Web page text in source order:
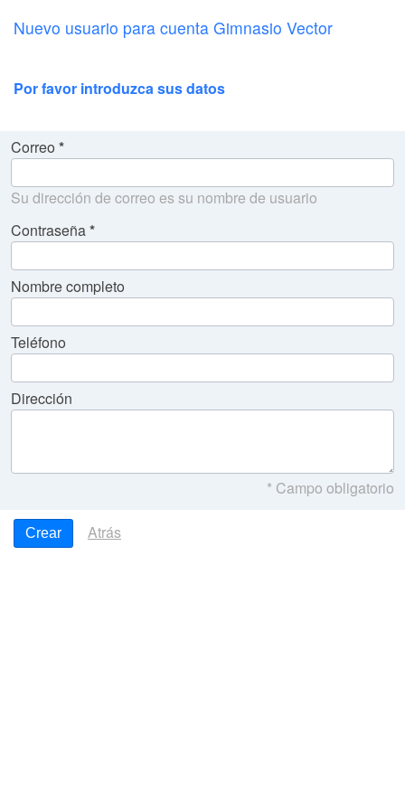
Nuevo usuario para cuenta Gimnasio Vector
Por favor introduzca sus datos
Correo
Su dirección de correo es su nombre de usuario
Contraseña
Nombre completo
Teléfono
Dirección
* Campo obligatorio
Atrás